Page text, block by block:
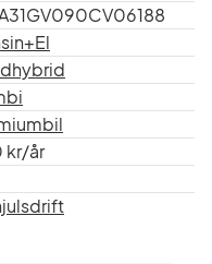
kr/år